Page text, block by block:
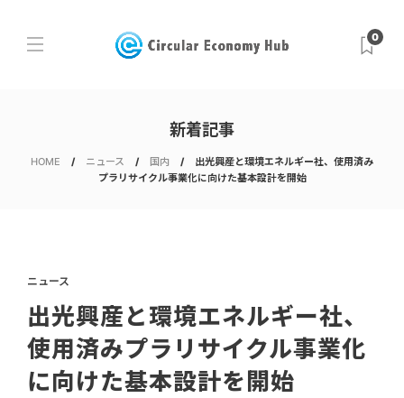
0
新着記事
HOME ニュース 国内
出光興産と環境エネルギー社、使用済み
プラリサイクル事業化に向けた基本設計を開始
ニュース
出光興産と環境エネルギー社、
使用済みプラリサイクル事業化
に向けた基本設計を開始